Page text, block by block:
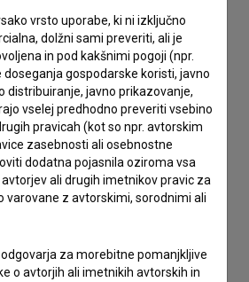
vrsto uporabe, ki ni izključno
dolžni sami preveriti, ali je
in pod kakšnimi pogoji (npr.
gospodarske koristi, javno
distribuiranje, javno prikazovanje,
vselej predhodno preveriti vsebino
pravicah (kot so npr. avtorskim
zasebnosti ali osebnostne
dodatna pojasnila oziroma vsa
ali drugih imetnikov pravic za
varovane z avtorskimi, sorodnimi ali
za morebitne pomanjkljive
o avtorjih ali imetnikih avtorskih in